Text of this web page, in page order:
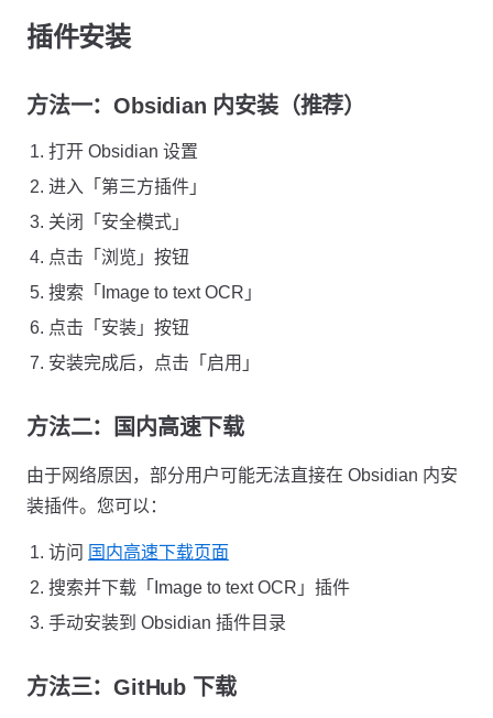
插件安装
方法一：Obsidian 内安装（推荐）
打开 Obsidian 设置
进入「第三方插件」
关闭「安全模式」
点击「浏览」按钮
搜索「Image to text OCR」
点击「安装」按钮
安装完成后，点击「启用」
方法二：国内高速下载
由于网络原因，部分用户可能无法直接在 Obsidian 内安
装插件。您可以：
访问 国内高速下载页面
搜索并下载「Image to text OCR」插件
手动安装到 Obsidian 插件目录
方法三：GitHub 下载